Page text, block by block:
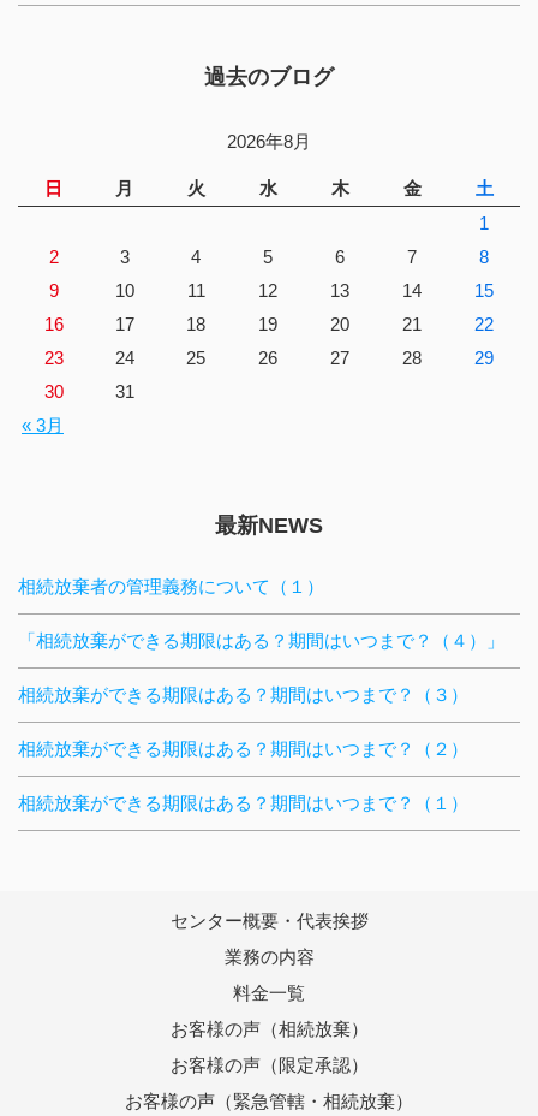
過去のブログ
2026年8月
日 月 火 水 木 金 土
« 3月
1
2
3 4 5 6 7
8
9
10 11 12 13 14
15
16
17 18 19 20 21
22
23
24 25 26 27 28
29
30
31
最新NEWS
相続放棄者の管理義務について（１）
「相続放棄ができる期限はある？期間はいつまで？（４）」
相続放棄ができる期限はある？期間はいつまで？（３）
相続放棄ができる期限はある？期間はいつまで？（２）
相続放棄ができる期限はある？期間はいつまで？（１）
センター概要・代表挨拶
業務の内容
料金一覧
お客様の声（相続放棄）
お客様の声（限定承認）
お客様の声（緊急管轄・相続放棄）